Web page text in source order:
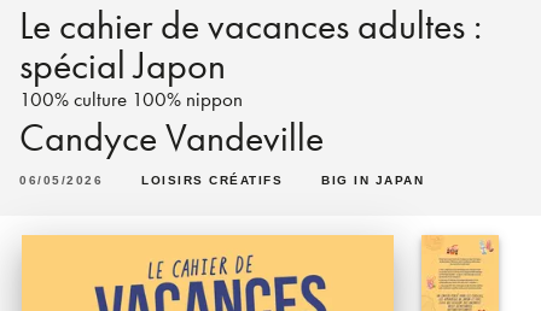
Le cahier de vacances adultes :
spécial Japon
100% culture 100% nippon
Candyce Vandeville
06/05/2026 LOISIRS CRÉATIFS BIG IN JAPAN